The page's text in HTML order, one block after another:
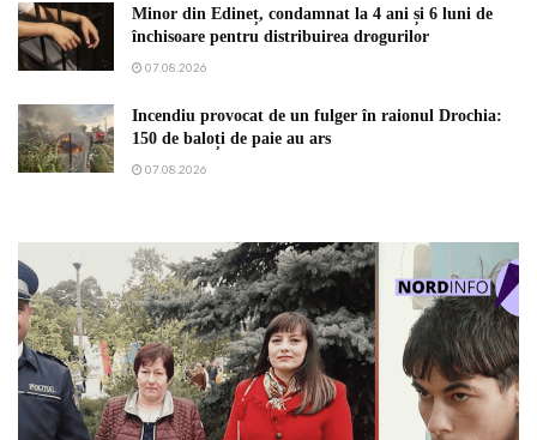
Minor din Edineț, condamnat la 4 ani și 6 luni de
închisoare pentru distribuirea drogurilor
07.08.2026
Incendiu provocat de un fulger în raionul Drochia:
150 de baloți de paie au ars
07.08.2026